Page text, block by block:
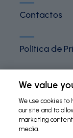
Contactos
Política de
Termos e
Política de
We value
We use cookies
our site and to
marketing content
media.